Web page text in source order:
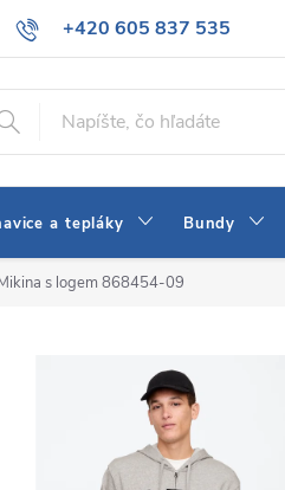
+420 605 837 535
info@jeans-shop.sk
Všeobecné obchodné podmienky
a tepláky Bundy
s logem 868454-09